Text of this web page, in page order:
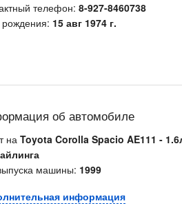
телефон: 8-927-8460738
15 авг 1974 г.
об автомобиле
на Toyota Corolla Spacio AE111 -
машины: 1999
информация